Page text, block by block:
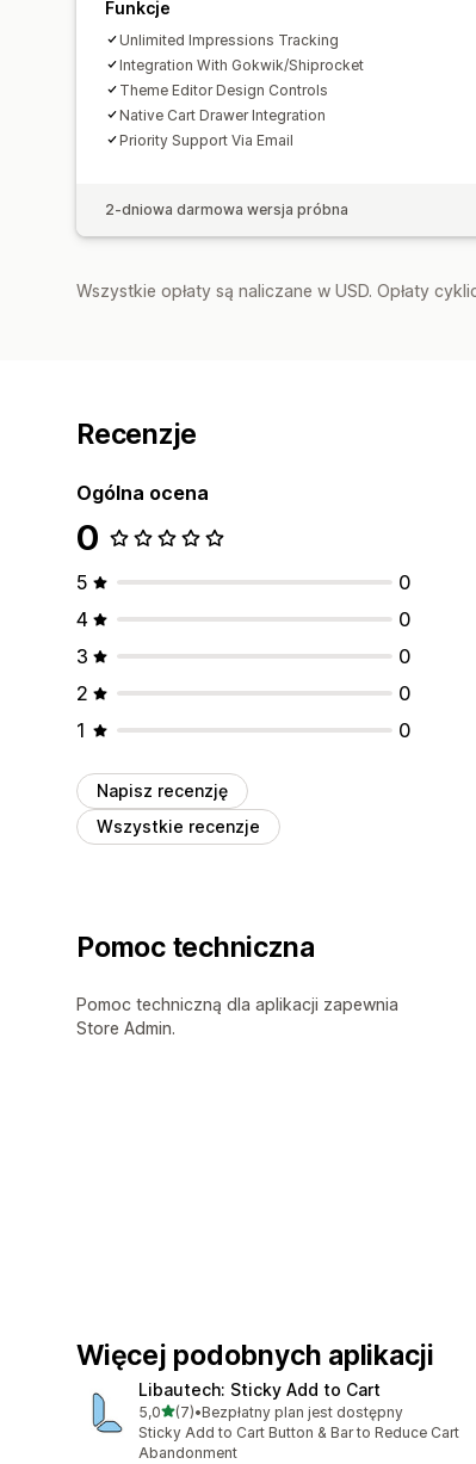
Funkcje
Unlimited Impressions Tracking
Integration With Gokwik/Shiprocket
Theme Editor Design Controls
Native Cart Drawer Integration
Priority Support Via Email
2-dniowa darmowa wersja próbna
Wszystkie opłaty są naliczane w USD. Opłaty
Recenzje
Ogólna ocena
0
5
0
4
0
3
0
2
0
1
0
Napisz recenzję
Wszystkie recenzje
Pomoc techniczna
Pomoc techniczną dla aplikacji zapewnia
Store Admin.
Więcej podobnych aplikacji
Libautech: Sticky Add to Cart
5,0na 5 gwiazdek
(7)
Łączna liczba recenzji: 7
•Bezpłatny plan jest dostępny
Sticky Add to Cart Button & Bar to Reduce Cart
Abandonment